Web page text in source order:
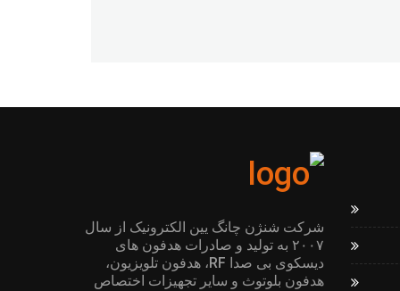
شرکت شنژن چانگ یین الکترونیک از سال
۲۰۰۷ به تولید و صادرات هدفون های
دیسکوی بی صدا RF، هدفون تلویزیون،
هدفون بلوتوث و سایر تجهیزات اختصاص